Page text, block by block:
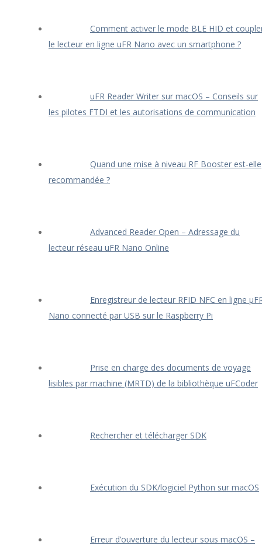
Comment activer le mode BLE HID et
le lecteur en ligne uFR Nano avec un smartphone ?
uFR Reader Writer sur macOS – Conseils sur
les pilotes FTDI et les autorisations de communication
Quand une mise à niveau RF Booster est-elle
recommandée ?
Advanced Reader Open – Adressage du
lecteur réseau uFR Nano Online
Enregistreur de lecteur RFID NFC en ligne
Nano connecté par USB sur le Raspberry Pi
Prise en charge des documents de voyage
lisibles par machine (MRTD) de la bibliothèque uFCoder
Rechercher et télécharger SDK
Exécution du SDK/logiciel Python sur macOS
Erreur d’ouverture du lecteur sous macOS –